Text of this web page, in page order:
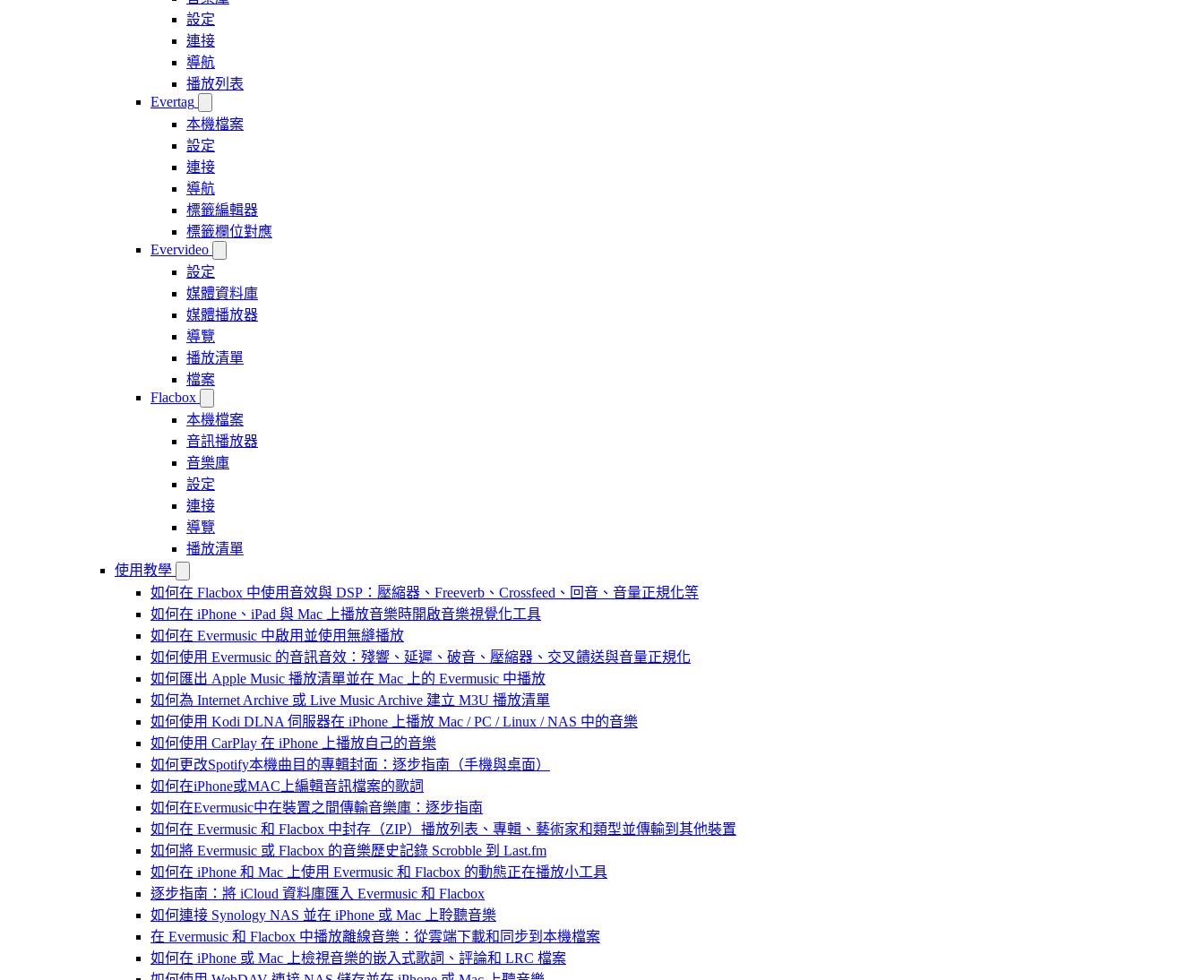
設定
連接
導航
播放列表
Evertag
本機檔案
設定
連接
導航
標籤編輯器
標籤欄位對應
Evervideo
設定
媒體資料庫
媒體播放器
導覽
播放清單
檔案
Flacbox
本機檔案
音訊播放器
音樂庫
設定
連接
導覽
播放清單
使用教學
如何在 Flacbox 中使用音效與 DSP：壓縮器、Freeverb、Crossfeed、回音、音量正規化等
如何在 iPhone、iPad 與 Mac 上播放音樂時開啟音樂視覺化工具
如何在 Evermusic 中啟用並使用無縫播放
如何使用 Evermusic 的音訊音效：殘響、延遲、破音、壓縮器、交叉饋送與音量正規化
如何匯出 Apple Music 播放清單並在 Mac 上的 Evermusic 中播放
如何為 Internet Archive 或 Live Music Archive 建立 M3U 播放清單
如何使用 Kodi DLNA 伺服器在 iPhone 上播放 Mac / PC / Linux / NAS 中的音樂
如何使用 CarPlay 在 iPhone 上播放自己的音樂
如何更改Spotify本機曲目的專輯封面：逐步指南（手機與桌面）
如何在iPhone或MAC上編輯音訊檔案的歌詞
如何在Evermusic中在裝置之間傳輸音樂庫：逐步指南
如何在 Evermusic 和 Flacbox 中封存（ZIP）播放列表、專輯、藝術家和類型並傳輸到其他裝置
如何將 Evermusic 或 Flacbox 的音樂歷史記錄 Scrobble 到 Last.fm
如何在 iPhone 和 Mac 上使用 Evermusic 和 Flacbox 的動態正在播放小工具
逐步指南：將 iCloud 資料庫匯入 Evermusic 和 Flacbox
如何連接 Synology NAS 並在 iPhone 或 Mac 上聆聽音樂
在 Evermusic 和 Flacbox 中播放離線音樂：從雲端下載和同步到本機檔案
如何在 iPhone 或 Mac 上檢視音樂的嵌入式歌詞、評論和 LRC 檔案